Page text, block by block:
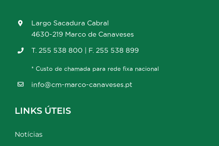
Largo Sacadura Cabral
4630-219 Marco de Canaveses
T. 255 538 800 | F. 255 538 899
* Custo de chamada para rede fixa nacional
info@cm-marco-canaveses.pt
LINKS ÚTEIS
Notícias